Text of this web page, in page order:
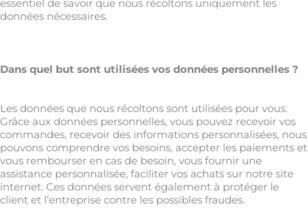
essentiel de savoir que nous récoltons uniquement les
données nécessaires.
Dans quel but sont utilisées vos données personnelles ?
Les données que nous récoltons sont utilisées pour vous.
Grâce aux données personnelles, vous pouvez recevoir vos
commandes, recevoir des informations personnalisées, nous
pouvons comprendre vos besoins, accepter les paiements et
vous rembourser en cas de besoin, vous fournir une
assistance personnalisée, faciliter vos achats sur notre site
internet. Ces données servent également à protéger le
client et l’entreprise contre les possibles fraudes.